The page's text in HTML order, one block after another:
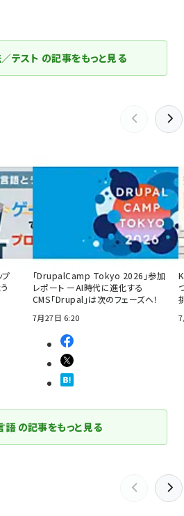
テスト の記事をもっと見る
プ
「DrupalCamp Tokyo 2026」参加
レポート ーAI時代に進化する
CMS「Drupal」は次のフェーズへ！
7月27日 6:20
語 の記事をもっと見る